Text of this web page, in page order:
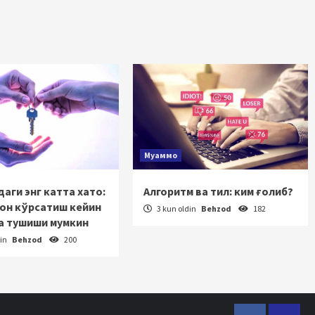
энг катта хато:
кўрсатиш кейин
тушиши мумкин
Behzod 200
Муаммо
Алгоритм ва тил: ким ғолиб?
3 kun oldin Behzod 182